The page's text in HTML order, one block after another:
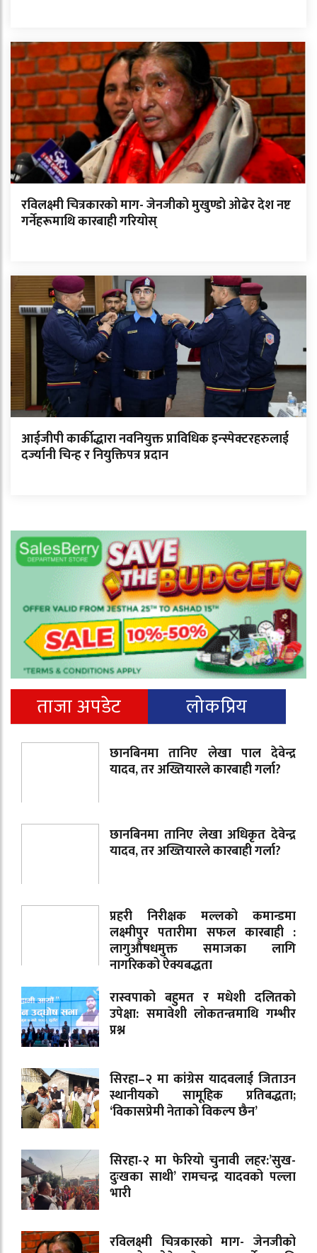
रविलक्ष्मी चित्रकारको माग- जेनजीको मुखुण्डो ओढेर देश नष्ट
गर्नेहरूमाथि कारबाही गरियोस्
आईजीपी कार्कीद्धारा नवनियुक्त प्राविधिक इन्स्पेक्टरहरुलाई
दर्ज्यानी चिन्ह र नियुक्तिपत्र प्रदान
ताजा अपडेट लोकप्रिय
छानबिनमा तानिए लेखा पाल देवेन्द्र
यादव, तर अख्तियारले कारबाही गर्ला?
छानबिनमा तानिए लेखा अधिकृत देवेन्द्र
यादव, तर अख्तियारले कारबाही गर्ला?
प्रहरी निरीक्षक मल्लको कमान्डमा
लक्ष्मीपुर पतारीमा सफल कारबाही :
लागुऔषधमुक्त समाजका लागि
नागरिकको ऐक्यबद्धता
रास्वपाको बहुमत र मधेशी दलितको
उपेक्षा: समावेशी लोकतन्त्रमाथि गम्भीर
प्रश्न
सिरहा–२ मा कांग्रेस यादवलाई जिताउन
स्थानीयको सामूहिक प्रतिबद्धता;
‘विकासप्रेमी नेताको विकल्प छैन’
सिरहा-२ मा फेरियो चुनावी लहर:’सुख-
दुःखका साथी’ रामचन्द्र यादवको पल्ला
भारी
रविलक्ष्मी चित्रकारको माग- जेनजीको